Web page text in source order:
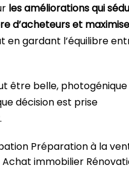
les améliorations qui
d’acheteurs et
en gardant l’équilibre
être belle,
décision est prise
.
Préparation à la
Achat immobilier